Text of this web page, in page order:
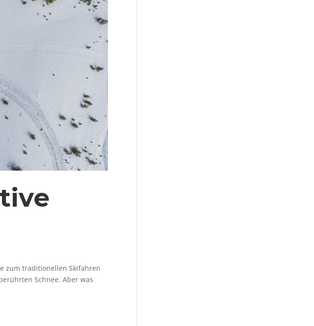
zum traditionellen Skifahren
Schnee. Aber was